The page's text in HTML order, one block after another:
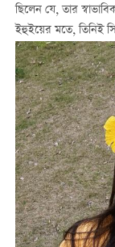
ছিলেন যে, তার
ইহুইয়ের মতে, তিনিই